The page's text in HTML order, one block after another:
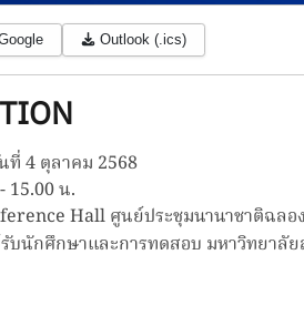
Outlook (.ics)
ที่ 4 ตุลาคม 2568
15.00 น.
Hall ศูนย์ประชุมนานาชาติฉลอ
บนักศึกษาและการทดสอบ มหาวิทยาลั